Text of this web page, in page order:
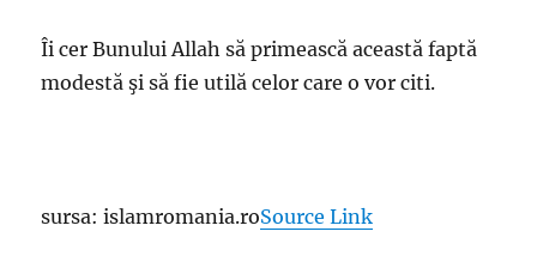
Îi cer Bunului Allah să primească această faptă
modestă şi să fie utilă celor care o vor citi.
sursa: islamromania.roSource Link